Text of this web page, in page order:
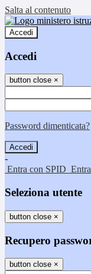
Salta al contenuto
Accedi
Accedi
button close ×
Password dimenticata?
-
Entra con SPID
Seleziona utente
button close ×
Recupero
button close ×